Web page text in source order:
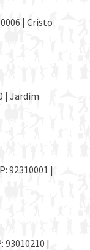
| Cristo
| Jardim
92310001 |
93010210 |